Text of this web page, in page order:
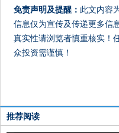
免责声明及提醒： 此文内容
信息仅为宣传及传递更多信
真实性请浏览者慎重核实！
众投资需谨慎！
推荐阅读